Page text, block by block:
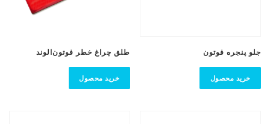
جلو پنجره فوتون
خرید محصول
طلق‌ چراغ‌ خطر فوتون‌الوند
خرید محصول